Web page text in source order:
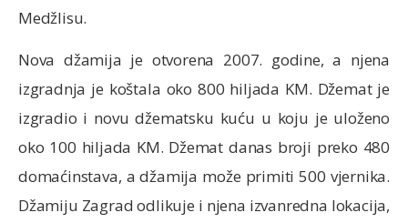
Medžlisu.
Nova džamija je otvorena 2007. godine, a njena
izgradnja je koštala oko 800 hiljada KM. Džemat je
izgradio i novu džematsku kuću u koju je uloženo
oko 100 hiljada KM. Džemat danas broji preko 480
domaćinstava, a džamija može primiti 500 vjernika.
Džamiju Zagrad odlikuje i njena izvanredna lokacija,